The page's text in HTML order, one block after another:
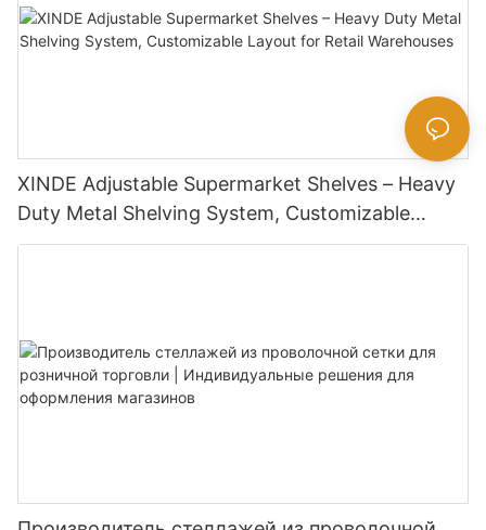
XINDE Adjustable Supermarket Shelves – Heavy
Duty Metal Shelving System, Customizable
Layout for Retail <000000> Warehouses